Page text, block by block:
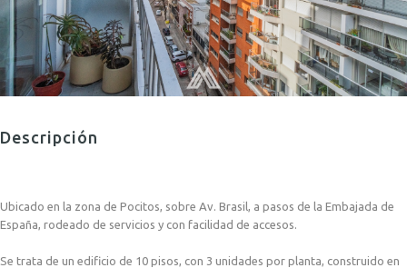
Descripción
Ubicado en la zona de Pocitos, sobre Av. Brasil, a pasos de la Embajada de
España, rodeado de servicios y con facilidad de accesos.
Se trata de un edificio de 10 pisos, con 3 unidades por planta, construido en